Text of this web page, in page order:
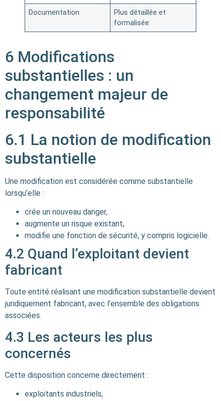
Documentation
Plus détaillée et
formalisée
6 Modifications
substantielles : un
changement majeur de
responsabilité
6.1 La notion de modification
substantielle
Une modification est considérée comme substantielle
lorsqu’elle :
crée un nouveau danger,
augmente un risque existant,
modifie une fonction de sécurité, y compris logicielle.
4.2 Quand l’exploitant devient
fabricant
Toute entité réalisant une modification substantielle devient
juridiquement fabricant, avec l’ensemble des obligations
associées.
4.3 Les acteurs les plus
concernés
Cette disposition concerne directement :
exploitants industriels,